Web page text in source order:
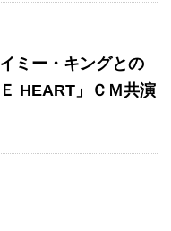
ミー・キングとの
HEART」ＣＭ共演